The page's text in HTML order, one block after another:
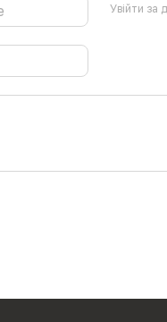
Увійти за